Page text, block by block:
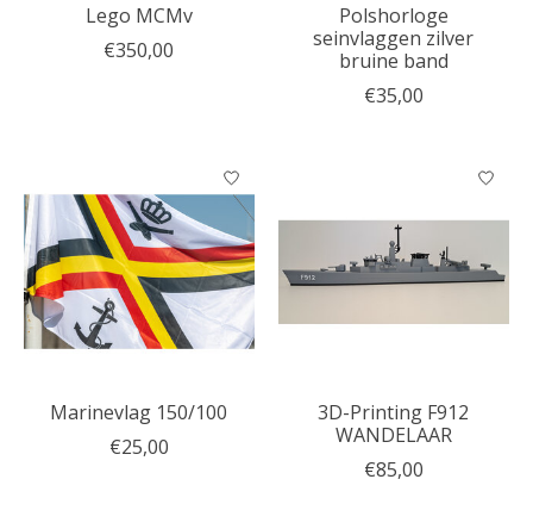
Lego MCMv
€350,00
Polshorloge
seinvlaggen zilver
bruine band
€35,00
Marinevlag 150/100
€25,00
3D-Printing F912
WANDELAAR
€85,00